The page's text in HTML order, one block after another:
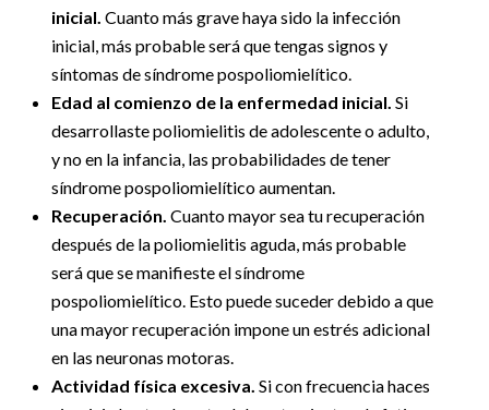
inicial. Cuanto más grave haya sido la infección
inicial, más probable será que tengas signos y
síntomas de síndrome pospoliomielítico.
Edad al comienzo de la enfermedad inicial. Si
desarrollaste poliomielitis de adolescente o adulto,
y no en la infancia, las probabilidades de tener
síndrome pospoliomielítico aumentan.
Recuperación. Cuanto mayor sea tu recuperación
después de la poliomielitis aguda, más probable
será que se manifieste el síndrome
pospoliomielítico. Esto puede suceder debido a que
una mayor recuperación impone un estrés adicional
en las neuronas motoras.
Actividad física excesiva. Si con frecuencia haces